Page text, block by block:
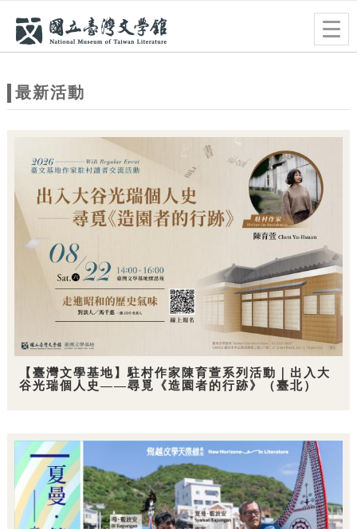
站最新活動
【臺灣文學基地】駐村作家陳育萱系列活動｜出入大
谷光瑞個人史——尋覓《造園者的行跡》（臺北）